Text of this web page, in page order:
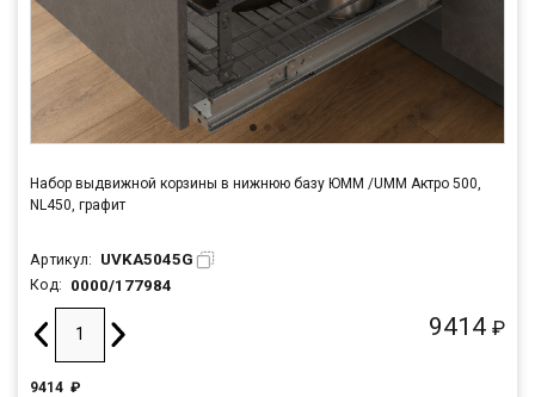
Набор выдвижной корзины в нижнюю базу ЮММ /UMM Актро 500,
NL450, графит
Артикул: UVKA5045G
Код: 0000/177984
9414 ₽
9414 ₽